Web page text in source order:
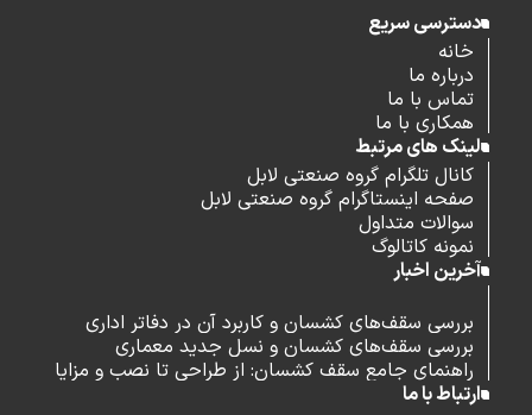
دسترسی سریع
خانه
درباره ما
تماس با ما
همکاری با ما
لینک های مرتبط
کانال تلگرام گروه صنعتی لابل
صفحه اینستاگرام گروه صنعتی لابل
سوالات متداول
نمونه کاتالوگ
آخرین اخبار
بررسی سقف‌های کشسان و کاربرد آن در دفاتر اداری
بررسی سقف‌های کشسان و نسل جدید معماری
راهنمای جامع سقف کشسان: از طراحی تا نصب و مزایا
ارتباط با ما